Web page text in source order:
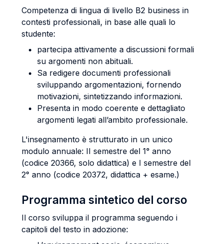
Competenza di lingua di livello B2 business in
contesti professionali, in base alle quali lo
studente:
partecipa attivamente a discussioni formali
su argomenti non abituali.
Sa redigere documenti professionali
sviluppando argomentazioni, fornendo
motivazioni, sintetizzando informazioni.
Presenta in modo coerente e dettagliato
argomenti legati all’ambito professionale.
L'insegnamento è strutturato in un unico
modulo annuale: II semestre del 1° anno
(codice 20366, solo didattica) e I semestre del
2° anno (codice 20372, didattica + esame.)
Programma sintetico del corso
Il corso sviluppa il programma seguendo i
capitoli del testo in adozione: